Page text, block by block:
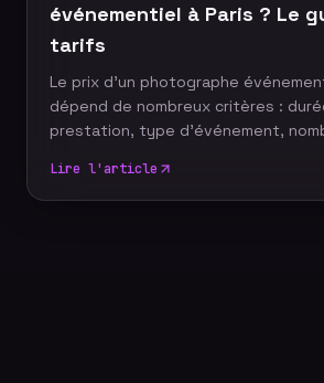
investissement pour votre
événementiel à Paris ? Le
tarifs
Le prix d'un photographe
dépend de nombreux critères :
prestation, type d'événement,
complémentaires. Plutôt que de
le plus bas, il est essentiel de
Lire l'article